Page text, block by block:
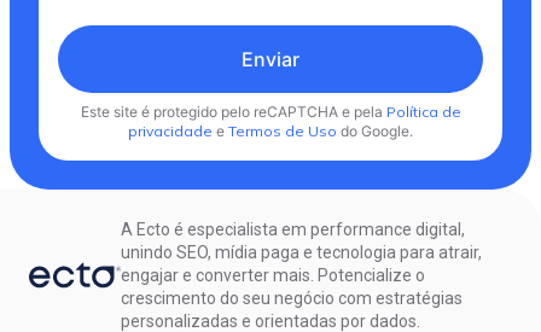
Enviar
Este site é protegido pelo reCAPTCHA e pela Política de
privacidade e Termos de Uso do Google.
A Ecto é especialista em performance digital,
unindo SEO, mídia paga e tecnologia para atrair,
engajar e converter mais. Potencialize o
crescimento do seu negócio com estratégias
personalizadas e orientadas por dados.